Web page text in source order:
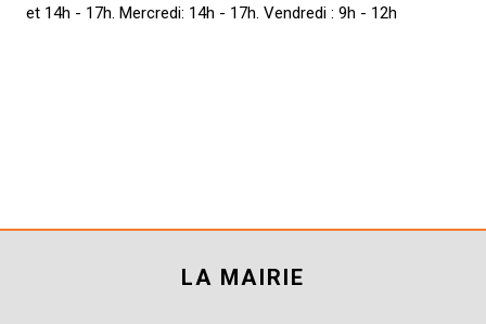
et 14h - 17h. Mercredi: 14h - 17h. Vendredi : 9h - 12h
LA MAIRIE